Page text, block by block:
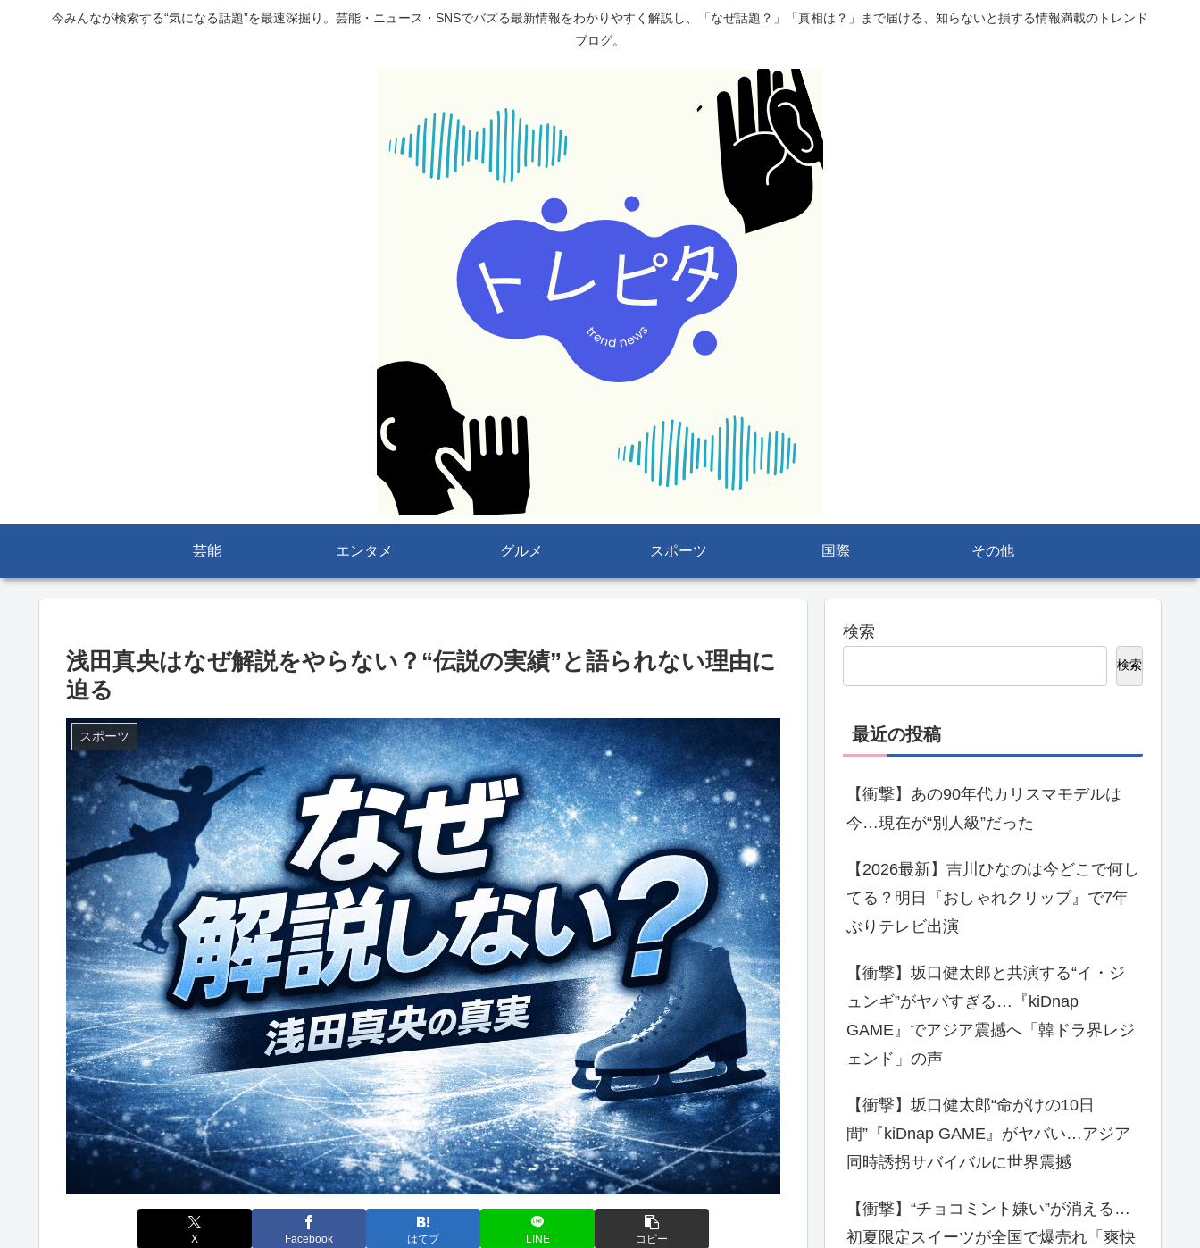
今みんなが検索する“気になる話題”を最速深掘り。芸能・ニュース・SNSでバズる最新情報をわかりやすく解説し、「なぜ話題？」「真相は？」まで届ける、知らないと損する情報満載のトレンド
ブログ。
芸能 エンタメ グルメ スポーツ 国際 その他
浅田真央はなぜ解説をやらない？“伝説の実績”と語られない理由に
迫る
スポーツ
X Facebook はてブ LINE コピー
検索
検索
最近の投稿
【衝撃】あの90年代カリスマモデルは
今…現在が“別人級”だった
【2026最新】吉川ひなのは今どこで何し
てる？明日『おしゃれクリップ』で7年
ぶりテレビ出演
【衝撃】坂口健太郎と共演する“イ・ジ
ュンギ”がヤバすぎる…『kiDnap
GAME』でアジア震撼へ「韓ドラ界レジ
ェンド」の声
【衝撃】坂口健太郎“命がけの10日
間”『kiDnap GAME』がヤバい…アジア
同時誘拐サバイバルに世界震撼
【衝撃】“チョコミント嫌い”が消える…
初夏限定スイーツが全国で爆売れ「爽快